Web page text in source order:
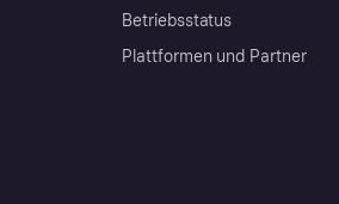
Betriebsstatus
Plattformen und Partner